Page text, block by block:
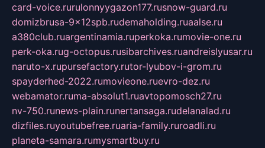
card-voice.rurulonnyygazon177.rusnow-guard.ru
domizbrusa-9x12spb.rudemaholding.ruaalse.ru
a380club.ruargentinamia.ruperkoka.rumovie-one.ru
perk-oka.rug-octopus.rusibarchives.ruandreislyusar.ru
naruto-x.rupursefactory.rutor-lyubov-i-grom.ru
spayderhed-2022.rumovieone.ruevro-dez.ru
webamator.ruma-absolut1.ruavtopomosch27.ru
nv-750.runews-plain.runertansaga.rudelanalad.ru
dizfiles.ruyoutubefree.ruaria-family.ruroadli.ru
planeta-samara.rumysmartbuy.ru